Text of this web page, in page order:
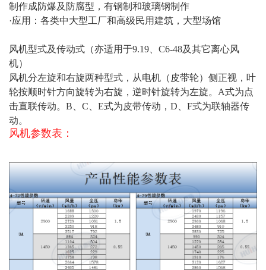
制作成防爆及防腐型，有钢制和玻璃钢制作
·应用：各类中大型工厂和高级民用建筑，大型场馆
风机型式及传动式（亦适用于9.19、C6-48及其它离心风
机）
风机分左旋和右旋两种型式，从电机（皮带轮）侧正视，叶
轮按顺时针方向旋转为右旋，逆时针旋转为左旋。A式为点
击直联传动。B、C、E式为皮带传动，D、F式为联轴器传
动。
风机参数表：